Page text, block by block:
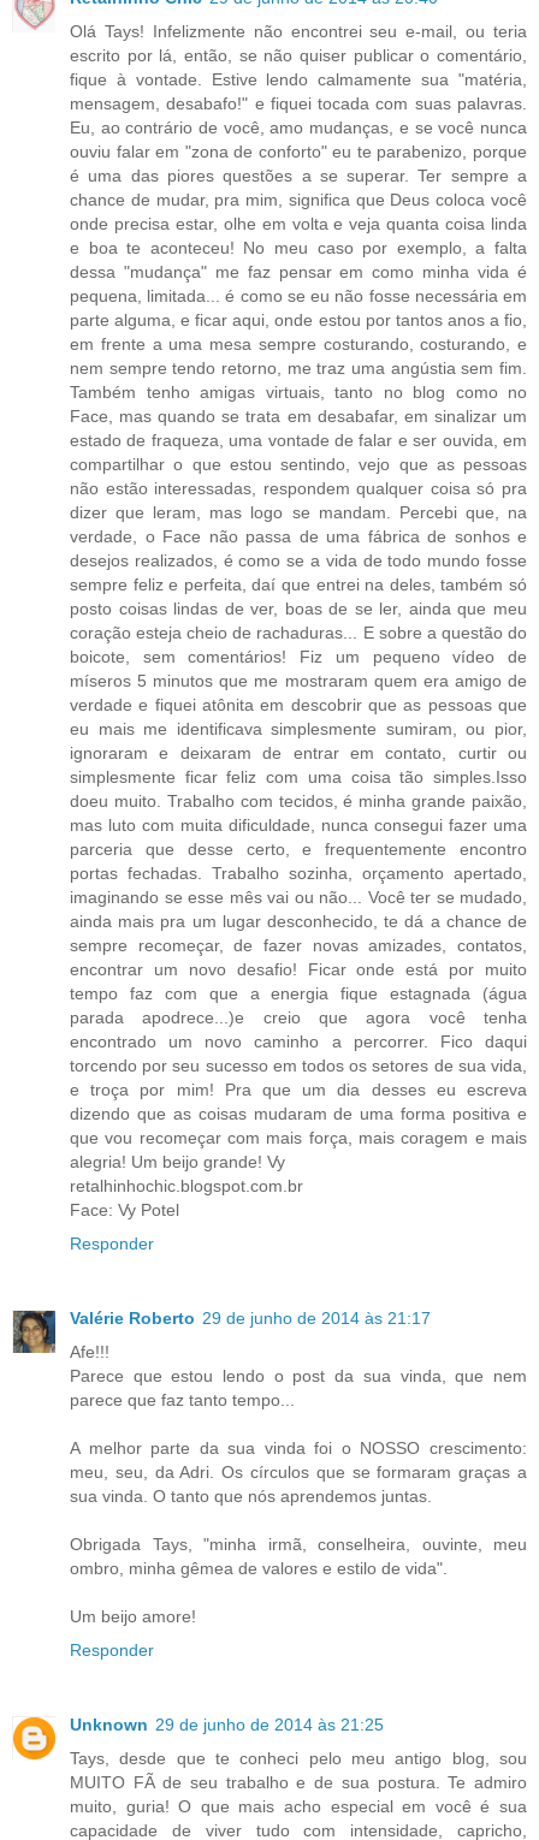
Olá Tays! Infelizmente não encontrei seu e-mail, ou teria
escrito por lá, então, se não quiser publicar o comentário,
fique à vontade. Estive lendo calmamente sua "matéria,
mensagem, desabafo!" e fiquei tocada com suas palavras.
Eu, ao contrário de você, amo mudanças, e se você nunca
ouviu falar em "zona de conforto" eu te parabenizo, porque
é uma das piores questões a se superar. Ter sempre a
chance de mudar, pra mim, significa que Deus coloca você
onde precisa estar, olhe em volta e veja quanta coisa linda
e boa te aconteceu! No meu caso por exemplo, a falta
dessa "mudança" me faz pensar em como minha vida é
pequena, limitada... é como se eu não fosse necessária em
parte alguma, e ficar aqui, onde estou por tantos anos a fio,
em frente a uma mesa sempre costurando, costurando, e
nem sempre tendo retorno, me traz uma angústia sem fim.
Também tenho amigas virtuais, tanto no blog como no
Face, mas quando se trata em desabafar, em sinalizar um
estado de fraqueza, uma vontade de falar e ser ouvida, em
compartilhar o que estou sentindo, vejo que as pessoas
não estão interessadas, respondem qualquer coisa só pra
dizer que leram, mas logo se mandam. Percebi que, na
verdade, o Face não passa de uma fábrica de sonhos e
desejos realizados, é como se a vida de todo mundo fosse
sempre feliz e perfeita, daí que entrei na deles, também só
posto coisas lindas de ver, boas de se ler, ainda que meu
coração esteja cheio de rachaduras... E sobre a questão do
boicote, sem comentários! Fiz um pequeno vídeo de
míseros 5 minutos que me mostraram quem era amigo de
verdade e fiquei atônita em descobrir que as pessoas que
eu mais me identificava simplesmente sumiram, ou pior,
ignoraram e deixaram de entrar em contato, curtir ou
simplesmente ficar feliz com uma coisa tão simples.Isso
doeu muito. Trabalho com tecidos, é minha grande paixão,
mas luto com muita dificuldade, nunca consegui fazer uma
parceria que desse certo, e frequentemente encontro
portas fechadas. Trabalho sozinha, orçamento apertado,
imaginando se esse mês vai ou não... Você ter se mudado,
ainda mais pra um lugar desconhecido, te dá a chance de
sempre recomeçar, de fazer novas amizades, contatos,
encontrar um novo desafio! Ficar onde está por muito
tempo faz com que a energia fique estagnada (água
parada apodrece...)e creio que agora você tenha
encontrado um novo caminho a percorrer. Fico daqui
torcendo por seu sucesso em todos os setores de sua vida,
e troça por mim! Pra que um dia desses eu escreva
dizendo que as coisas mudaram de uma forma positiva e
que vou recomeçar com mais força, mais coragem e mais
alegria! Um beijo grande! Vy
retalhinhochic.blogspot.com.br
Face: Vy Potel
Responder
Valérie Roberto 29 de junho de 2014 às 21:17
Afe!!!
Parece que estou lendo o post da sua vinda, que nem
parece que faz tanto tempo...
A melhor parte da sua vinda foi o NOSSO crescimento:
meu, seu, da Adri. Os círculos que se formaram graças a
sua vinda. O tanto que nós aprendemos juntas.
Obrigada Tays, "minha irmã, conselheira, ouvinte, meu
ombro, minha gêmea de valores e estilo de vida".
Um beijo amore!
Responder
Unknown 29 de junho de 2014 às 21:25
Tays, desde que te conheci pelo meu antigo blog, sou
MUITO FÃ de seu trabalho e de sua postura. Te admiro
muito, guria! O que mais acho especial em você é sua
capacidade de viver tudo com intensidade, capricho,